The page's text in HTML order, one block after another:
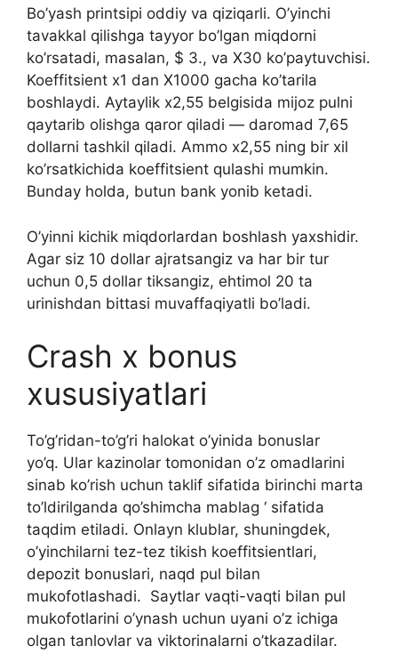
Bo’yash printsipi oddiy va qiziqarli. O’yinchi
tavakkal qilishga tayyor bo’lgan miqdorni
ko’rsatadi, masalan, $ 3., va X30 ko’paytuvchisi.
Koeffitsient x1 dan X1000 gacha ko’tarila
boshlaydi. Aytaylik x2,55 belgisida mijoz pulni
qaytarib olishga qaror qiladi — daromad 7,65
dollarni tashkil qiladi. Ammo x2,55 ning bir xil
ko’rsatkichida koeffitsient qulashi mumkin.
Bunday holda, butun bank yonib ketadi.
O’yinni kichik miqdorlardan boshlash yaxshidir.
Agar siz 10 dollar ajratsangiz va har bir tur
uchun 0,5 dollar tiksangiz, ehtimol 20 ta
urinishdan bittasi muvaffaqiyatli bo’ladi.
Crash x bonus
xususiyatlari
To’g’ridan-to’g’ri halokat o’yinida bonuslar
yo’q. Ular kazinolar tomonidan o’z omadlarini
sinab ko’rish uchun taklif sifatida birinchi marta
to’ldirilganda qo’shimcha mablag ‘ sifatida
taqdim etiladi. Onlayn klublar, shuningdek,
o’yinchilarni tez-tez tikish koeffitsientlari,
depozit bonuslari, naqd pul bilan
mukofotlashadi. Saytlar vaqti-vaqti bilan pul
mukofotlarini o’ynash uchun uyani o’z ichiga
olgan tanlovlar va viktorinalarni o’tkazadilar.